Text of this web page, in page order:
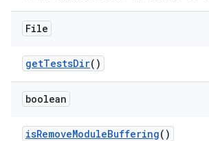
File
getTestsDir()
boolean
isRemoveModuleBuffering()